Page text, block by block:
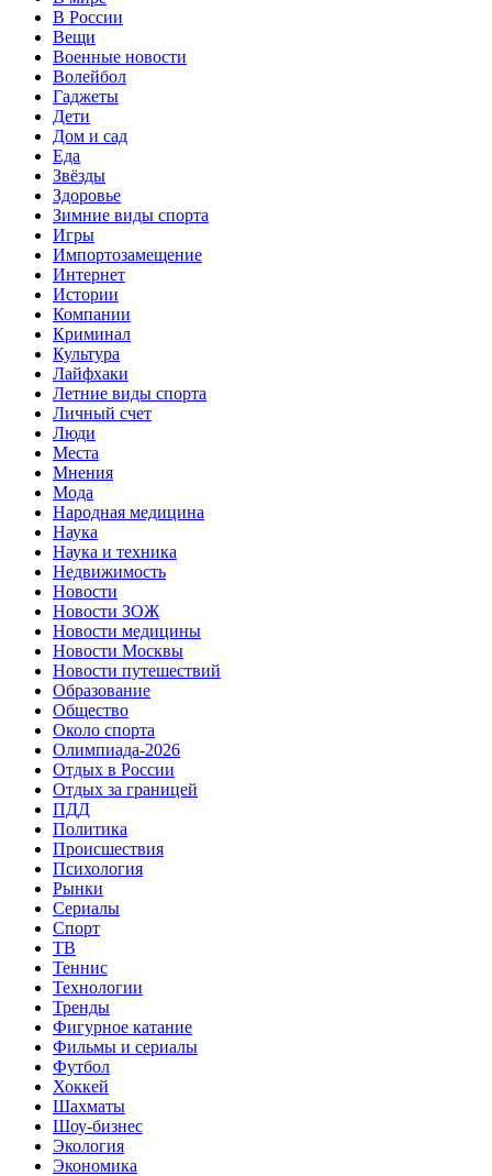
В России
Вещи
Военные новости
Волейбол
Гаджеты
Дети
Дом и сад
Еда
Звёзды
Здоровье
Зимние виды спорта
Игры
Импортозамещение
Интернет
Истории
Компании
Криминал
Культура
Лайфхаки
Летние виды спорта
Личный счет
Люди
Места
Мнения
Мода
Народная медицина
Наука
Наука и техника
Недвижимость
Новости
Новости ЗОЖ
Новости медицины
Новости Москвы
Новости путешествий
Образование
Общество
Около спорта
Олимпиада-2026
Отдых в России
Отдых за границей
ПДД
Политика
Происшествия
Психология
Рынки
Сериалы
Спорт
ТВ
Теннис
Технологии
Тренды
Фигурное катание
Фильмы и сериалы
Футбол
Хоккей
Шахматы
Шоу-бизнес
Экология
Экономика